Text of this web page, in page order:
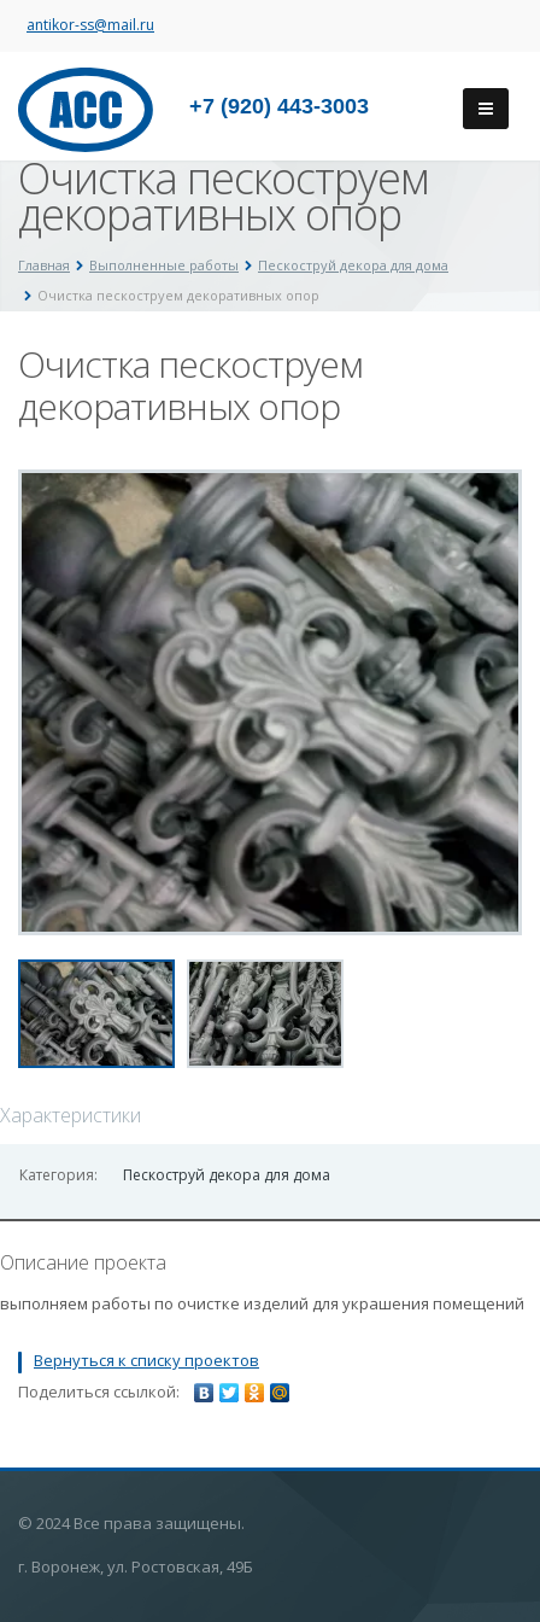
antikor-ss@mail.ru
+7 (920) 443-3003
Очистка пескоструем
декоративных опор
Главная Выполненные работы
Пескоструй декора для дома
Очистка пескоструем декоративных опор
Очистка пескоструем
декоративных опор
Характеристики
Категория: Пескоструй декора для дома
Описание проекта
выполняем работы по очистке изделий для украшения помещений
Вернуться к списку проектов
Поделиться ссылкой:
© 2024 Все права защищены.
г. Воронеж, ул. Ростовская, 49Б